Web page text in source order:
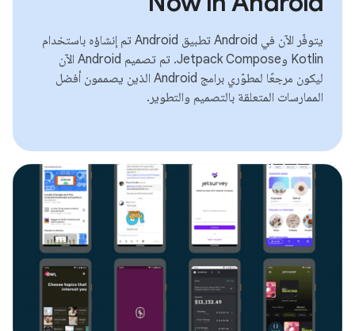
يتوفّر الآن في Android تطبيق Android تم إنشاؤه باستخدام
Kotlin وJetpack Compose. تم تصميم Android الآن
ليكون مرجعًا لمطوّري برامج Android الذين يصممون أفضل
الممارسات المتعلقة بالتصميم والتطوير.